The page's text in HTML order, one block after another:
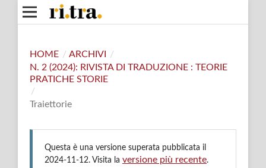
HOME / ARCHIVI
/
N. 2 (2024): RIVISTA DI TRADUZIONE : TEORIE
PRATICHE STORIE
/
Traiettorie
Questa è una versione superata pubblicata il
2024-11-12. Visita la versione più recente.